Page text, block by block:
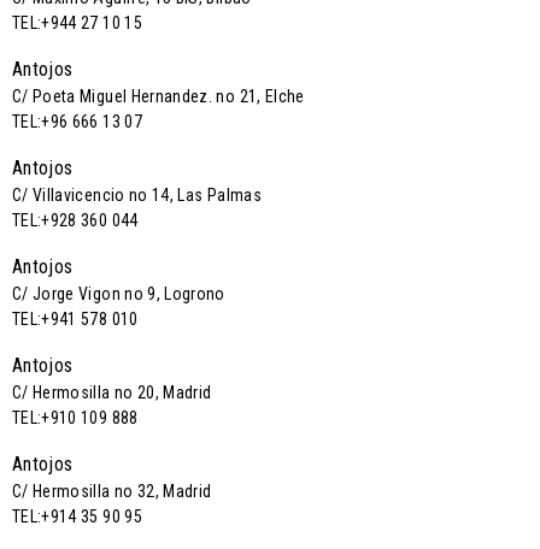
TEL:+944 27 10 15
Antojos
C/ Poeta Miguel Hernandez. no 21, Elche
TEL:+96 666 13 07
Antojos
C/ Villavicencio no 14, Las Palmas
TEL:+928 360 044
Antojos
C/ Jorge Vigon no 9, Logrono
TEL:+941 578 010
Antojos
C/ Hermosilla no 20, Madrid
TEL:+910 109 888
Antojos
C/ Hermosilla no 32, Madrid
TEL:+914 35 90 95